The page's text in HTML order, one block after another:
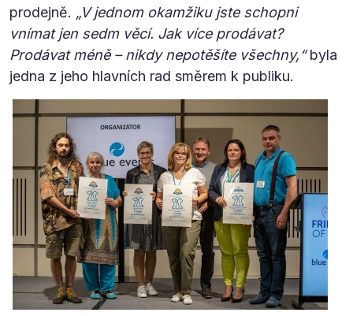
prodejně. „V jednom okamžiku jste schopni
vnímat jen sedm věcí. Jak více prodávat?
Prodávat méně – nikdy nepotěšíte všechny,“byla
jedna z jeho hlavních rad směrem k publiku.